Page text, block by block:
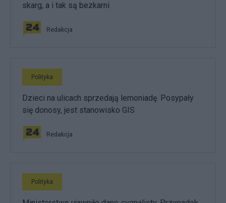
skarg, a i tak są bezkarni
Redakcja
Polityka
Dzieci na ulicach sprzedają lemoniadę. Posypały
się donosy, jest stanowisko GIS
Redakcja
Polityka